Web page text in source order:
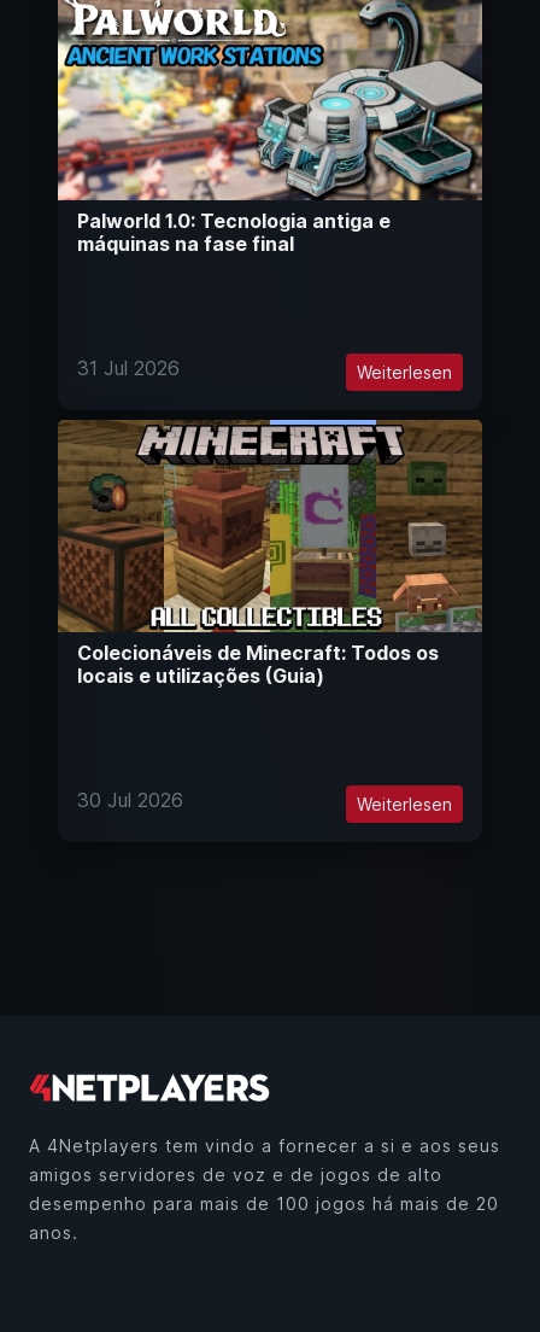
Palworld 1.0: Tecnologia antiga e
máquinas na fase final
31 Jul 2026 Weiterlesen
Colecionáveis de Minecraft: Todos os
locais e utilizações (Guia)
30 Jul 2026 Weiterlesen
A 4Netplayers tem vindo a fornecer a si e aos seus
amigos servidores de voz e de jogos de alto
desempenho para mais de 100 jogos há mais de 20
anos.